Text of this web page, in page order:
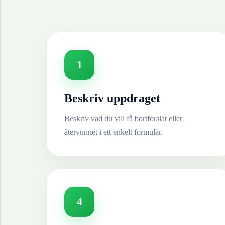
1
Beskriv uppdraget
Beskriv vad du vill få bortforslat eller
återvunnet i ett enkelt formulär.
4